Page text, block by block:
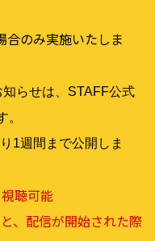
合のみ実施いたしま
らせは、STAFF公式
。
1週間まで公開しま
聴可能
、配信が開始された際